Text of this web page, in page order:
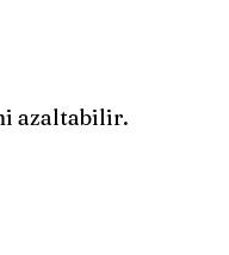
azaltabilir.